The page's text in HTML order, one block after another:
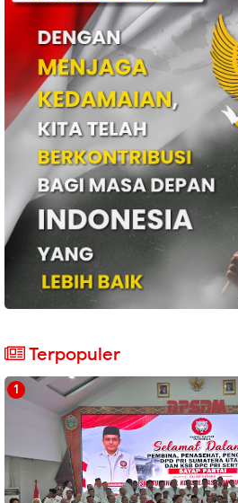
Terpopuler